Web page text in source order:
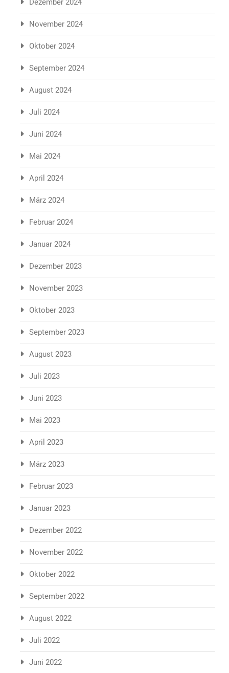
Dezember 2024
November 2024
Oktober 2024
September 2024
August 2024
Juli 2024
Juni 2024
Mai 2024
April 2024
März 2024
Februar 2024
Januar 2024
Dezember 2023
November 2023
Oktober 2023
September 2023
August 2023
Juli 2023
Juni 2023
Mai 2023
April 2023
März 2023
Februar 2023
Januar 2023
Dezember 2022
November 2022
Oktober 2022
September 2022
August 2022
Juli 2022
Juni 2022